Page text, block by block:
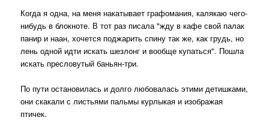
Когда я одна, на меня накатывает графомания, калякаю чего-
нибудь в блокноте. В тот раз писала "жду в кафе свой палак
панир и наан, хочется поджарить спину так же, как грудь, но
лень одной идти искать шезлонг и вообще купаться". Пошла
искать пресловутый баньян-три.
По пути остановилась и долго любовалась этими детишками,
они скакали с листьями пальмы курлыкая и изображая
птичек.